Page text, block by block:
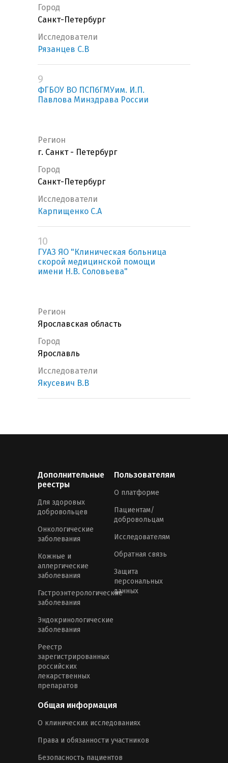
Город
Санкт-Петербург
Исследователи
Рязанцев С.В
9
ФГБОУ ВО ПСПбГМУим. И.П.
Павлова Минздрава России
Регион
г. Санкт - Петербург
Город
Санкт-Петербург
Исследователи
Карпищенко С.А
10
ГУАЗ ЯО "Клиническая больница
скорой медицинской помощи
имени Н.В. Соловьева"
Регион
Ярославская область
Город
Ярославль
Исследователи
Якусевич В.В
Дополнительные
реестры
Для здоровых
добровольцев
Онкологические
заболевания
Кожные и
аллергические
заболевания
Гастроэнтерологические
заболевания
Эндокринологические
заболевания
Реестр
зарегистрированных
российских
лекарственных
препаратов
Пользователям
О платформе
Пациентам/
добровольцам
Исследователям
Обратная связь
Защита
персональных
данных
Общая информация
О клинических исследованиях
Права и обязанности участников
Безопасность пациентов